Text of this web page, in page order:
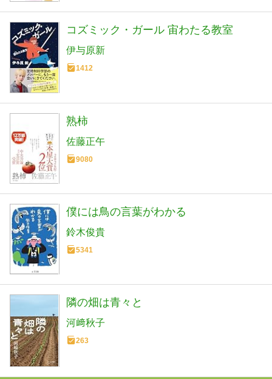
コズミック・ガール 宙わたる教室
伊与原新
1412
熟柿
佐藤正午
9080
僕には鳥の言葉がわかる
鈴木俊貴
5341
隣の畑は青々と
河﨑秋子
263